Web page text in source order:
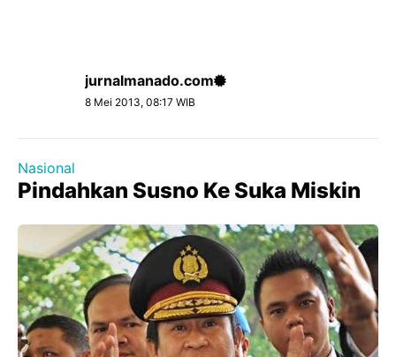
jurnalmanado.com
8 Mei 2013, 08:17 WIB
Nasional
Pindahkan Susno Ke Suka Miskin